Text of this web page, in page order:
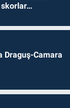
Draguş-Camara